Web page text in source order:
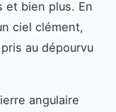
et bien plus. En
ciel clément,
au dépourvu
angulaire